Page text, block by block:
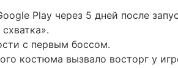
Play через 5 дней после
с первым боссом.
костюма вызвало восторг у